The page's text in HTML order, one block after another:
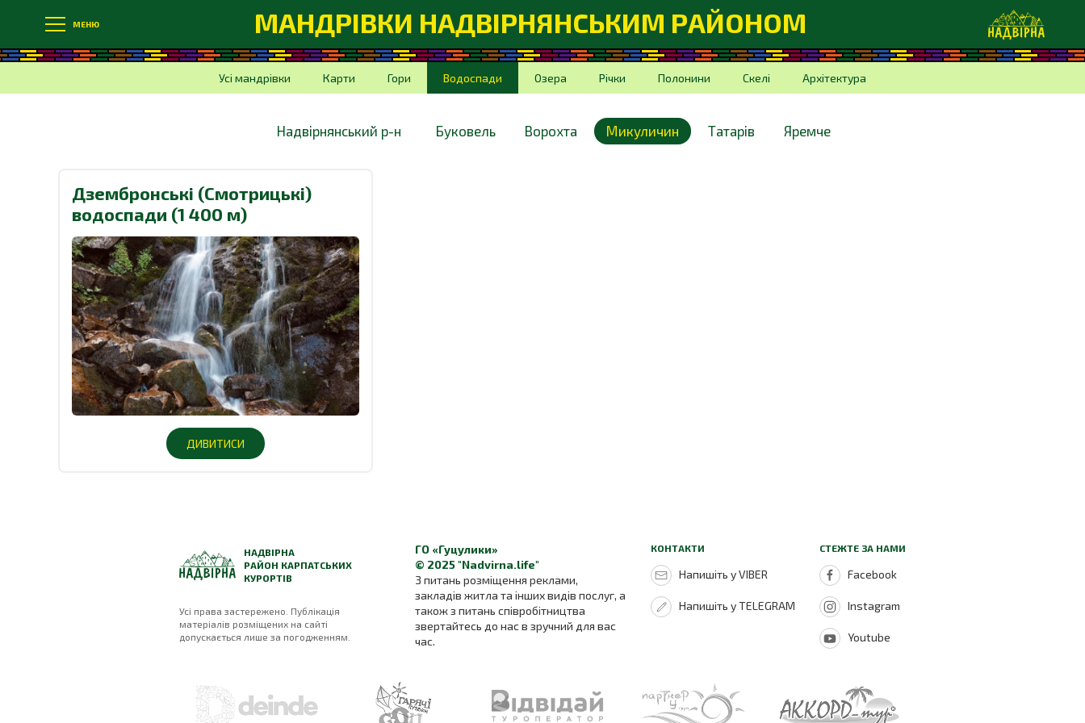
МЕНЮ МАНДРІВКИ НАДВІРНЯНСЬКИМ РАЙОНОМ
Усі мандрівки Карти Гори Водоспади Озера Річки Полонини Скелі Архітектура
Надвірнянський р-н Буковель Ворохта Микуличин Татарів Яремче
Дзембронські (Смотрицькі)
водоспади (1 400 м)
ДИВИТИСИ
НАДВІРНА
РАЙОН КАРПАТСЬКИХ
КУРОРТІВ
Усі права застережено. Публікація
матеріалів розміщених на сайті
допускається лише за погодженням.
ГО «Гуцулики»
© 2025 "Nadvirna.life"
З питань розміщення реклами,
закладів житла та інших видів послуг, а
також з питань співробітництва
звертайтесь до нас в зручний для вас
час.
КОНТАКТИ
Напишіть у VIBER
Напишіть у TELEGRAM
СТЕЖТЕ ЗА НАМИ
Facebook
Instagram
Youtube